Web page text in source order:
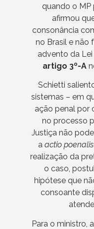
quando o MP
afirmou
consonância
no Brasil e não
advento da
artigo 3º-A
Schietti
sistemas – em
ação penal por
no processo
Justiça não
a actio poenalis
realização da
o caso,
hipótese que
consoante
Para o ministro,